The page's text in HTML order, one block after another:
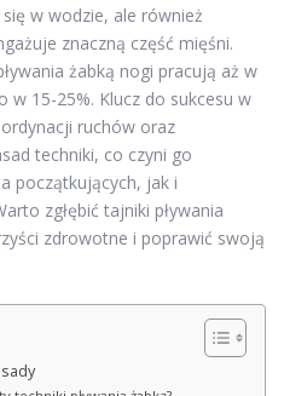
w wodzie, ale również
znaczną część mięśni.
żabką nogi pracują aż w
w 15-25%. Klucz do sukcesu w
ruchów oraz
techniki, co czyni go
początkujących, jak i
zgłębić tajniki pływania
zdrowotne i poprawić swoją